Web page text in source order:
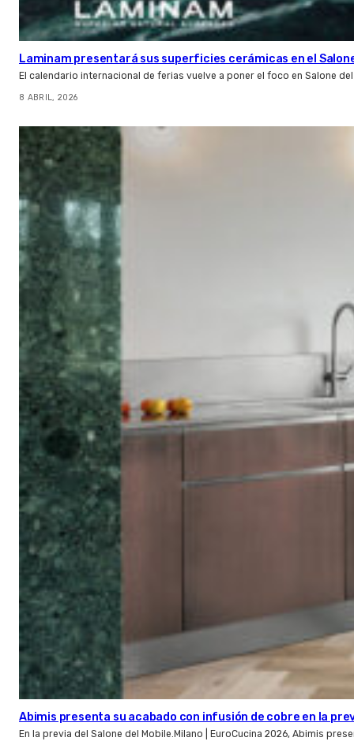
Laminam presentará sus superficies cerámicas en el
El calendario internacional de ferias vuelve a poner el foco en Salone
8 ABRIL, 2026
Abimis presenta su acabado con infusión de cobre en la
En la previa del Salone del Mobile.Milano | EuroCucina 2026, Abimis